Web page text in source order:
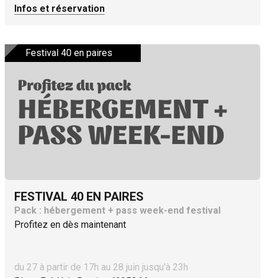
Infos et réservation
Festival 40 en paires
FESTIVAL 40 EN PAIRES
Pack : hébergement + pass week-end festival
Profitez en dès maintenant
du 27 à partir de 17h au 28 juin jusqu'à 23h